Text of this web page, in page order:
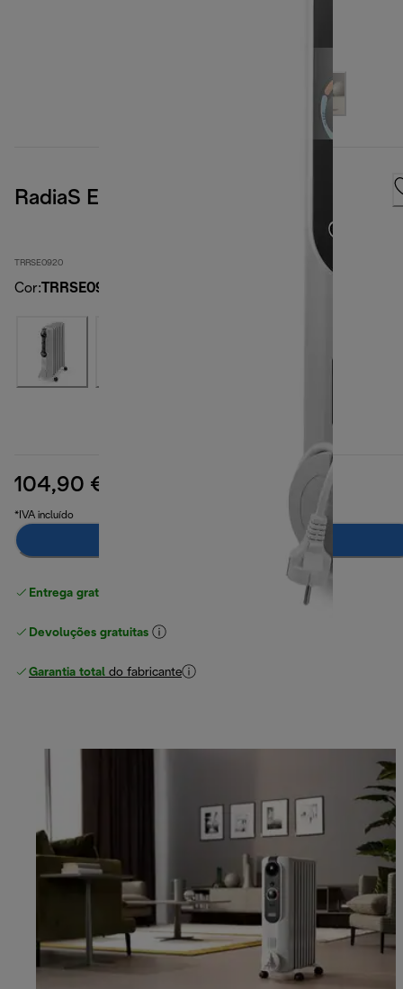
RadiaS Easytronic
TRRSE0920
Cor: TRRSE0920
104,90 € preço original 124,90 €
*IVA incluído
Entrega gratuita padrão
Devoluções gratuitas
Garantia total do fabricante